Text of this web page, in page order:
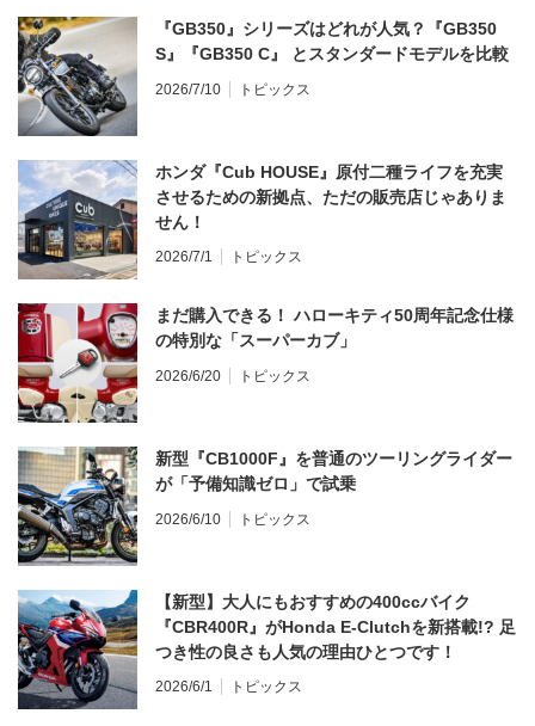
『GB350』シリーズはどれが人気？『GB350
S』『GB350 C』 とスタンダードモデルを比較
2026/7/10 トピックス
ホンダ『Cub HOUSE』原付二種ライフを充実
させるための新拠点、ただの販売店じゃありま
せん！
2026/7/1 トピックス
まだ購入できる！ ハローキティ50周年記念仕様
の特別な「スーパーカブ」
2026/6/20 トピックス
新型『CB1000F』を普通のツーリングライダー
が「予備知識ゼロ」で試乗
2026/6/10 トピックス
【新型】大人にもおすすめの400ccバイク
『CBR400R』がHonda E-Clutchを新搭載!? 足
つき性の良さも人気の理由ひとつです！
2026/6/1 トピックス